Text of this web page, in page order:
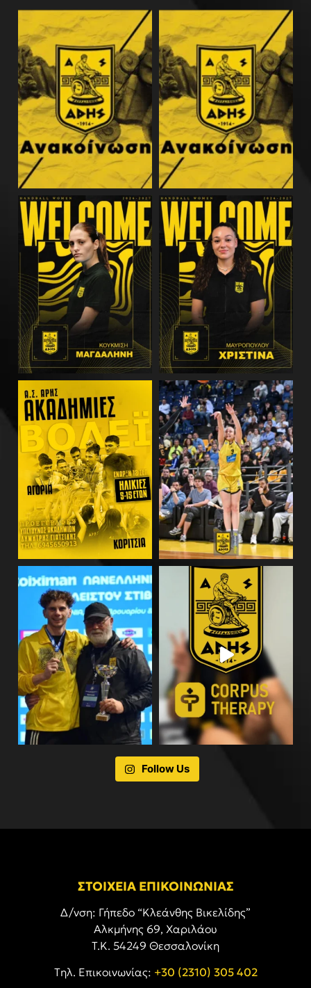
Follow Us
ΣΤΟΙΧΕΙΑ ΕΠΙΚΟΙΝΩΝΙΑΣ
Δ/νση: Γήπεδο “Κλεάνθης Βικελίδης”
Αλκμήνης 69, Χαριλάου
Τ.Κ. 54249 Θεσσαλονίκη
Tηλ. Επικοινωνίας: +30 (2310) 305 402